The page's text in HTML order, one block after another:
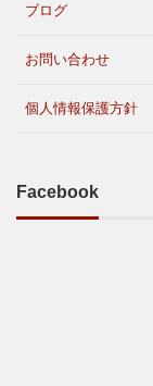
ブログ
お問い合わせ
個人情報保護方針
Facebook